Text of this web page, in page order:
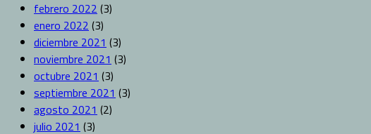
febrero 2022 (3)
enero 2022 (3)
diciembre 2021 (3)
noviembre 2021 (3)
octubre 2021 (3)
septiembre 2021 (3)
agosto 2021 (2)
julio 2021 (3)